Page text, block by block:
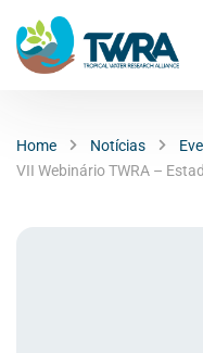
Home Notícias
VII Webinário TWRA –